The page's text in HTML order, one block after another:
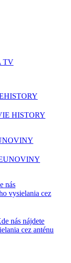
TV
HISTORY
HISTORY
nás
vysielania cez
nás nájdete
cez anténu